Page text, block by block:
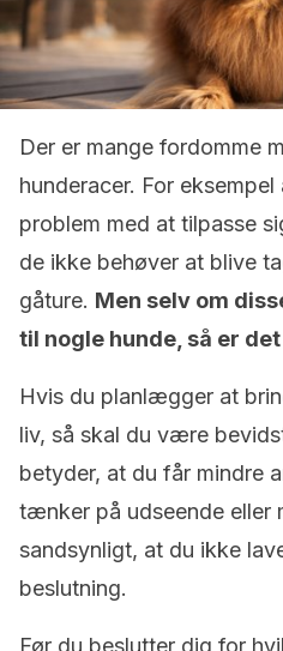
Der er mange fordomme
hunderacer. For
problem med at tilpasse
de ikke behøver at blive
gåture. Men selv om
til nogle hunde, så er
Hvis du planlægger at
liv, så skal du være
betyder, at du får mindre
tænker på udseende eller
sandsynligt, at du ikke
beslutning.
Før du beslutter dig for